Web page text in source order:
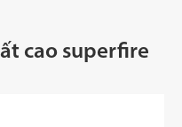
cao superfire